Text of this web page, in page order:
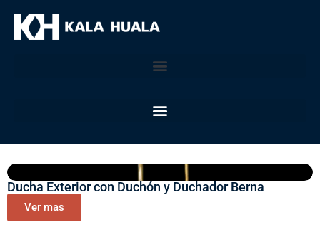
Ducha Exterior con Duchón y Duchador Berna
Ver mas